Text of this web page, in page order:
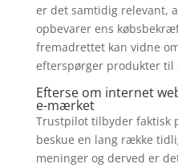
er det samtidig relevant,
opbevarer ens
fremadrettet kan vidne
efterspørger produkter til
Efterse om internet
e-mærket
Trustpilot tilbyder faktisk
beskue en lang række
meninger og derved er